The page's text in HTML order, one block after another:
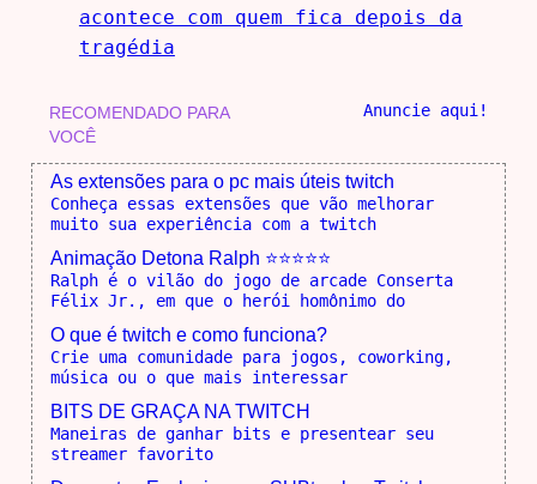
acontece com quem fica depois da
tragédia
RECOMENDADO PARA
VOCÊ
Anuncie aqui!
As extensões para o pc mais úteis twitch
Conheça essas extensões que vão melhorar
muito sua experiência com a twitch
Animação Detona Ralph ⭐⭐⭐⭐⭐
Ralph é o vilão do jogo de arcade Conserta
Félix Jr., em que o herói homônimo do
O que é twitch e como funciona?
Crie uma comunidade para jogos, coworking,
música ou o que mais interessar
BITS DE GRAÇA NA TWITCH
Maneiras de ganhar bits e presentear seu
streamer favorito